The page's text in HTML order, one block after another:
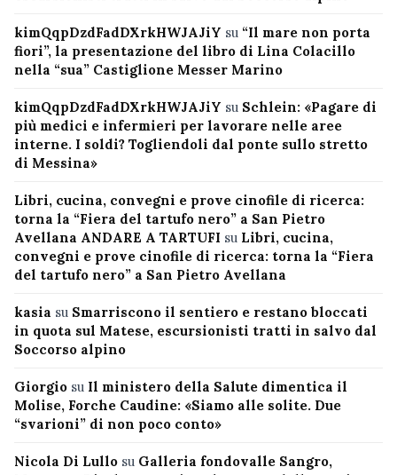
kimQqpDzdFadDXrkHWJAJiY su “Il mare non porta
fiori”, la presentazione del libro di Lina Colacillo
nella “sua” Castiglione Messer Marino
kimQqpDzdFadDXrkHWJAJiY su Schlein: «Pagare di
più medici e infermieri per lavorare nelle aree
interne. I soldi? Togliendoli dal ponte sullo stretto
di Messina»
Libri, cucina, convegni e prove cinofile di ricerca:
torna la “Fiera del tartufo nero” a San Pietro
Avellana ANDARE A TARTUFI su Libri, cucina,
convegni e prove cinofile di ricerca: torna la “Fiera
del tartufo nero” a San Pietro Avellana
kasia su Smarriscono il sentiero e restano bloccati
in quota sul Matese, escursionisti tratti in salvo dal
Soccorso alpino
Giorgio su Il ministero della Salute dimentica il
Molise, Forche Caudine: «Siamo alle solite. Due
“svarioni” di non poco conto»
Nicola Di Lullo su Galleria fondovalle Sangro,